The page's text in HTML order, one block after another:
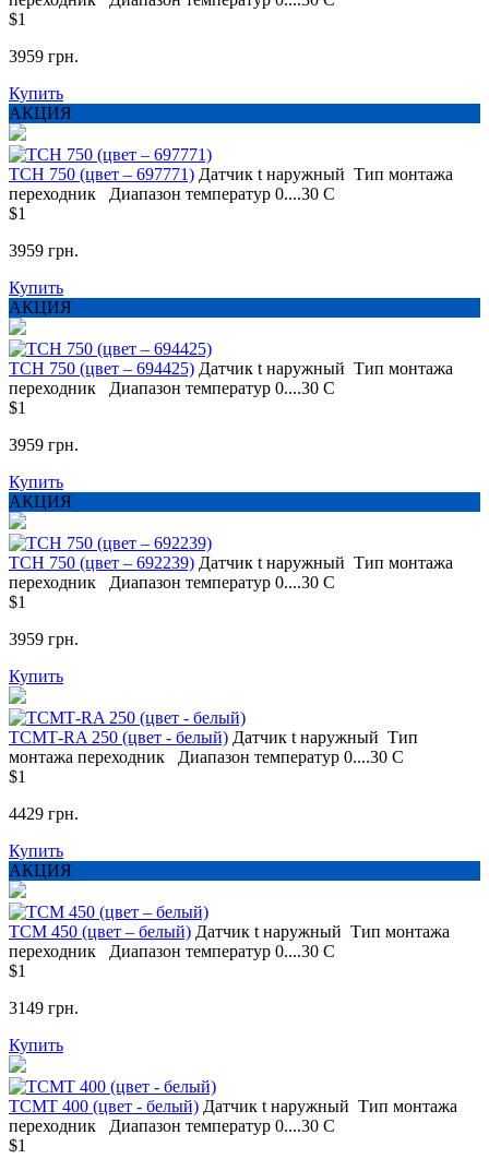
$1
3959 грн.
Купить
АКЦИЯ
TCH 750 (цвет – 697771) Датчик t наружный Тип монтажа
переходник
Диапазон температур 0....30 С
$1
3959 грн.
Купить
АКЦИЯ
TCH 750 (цвет – 694425) Датчик t наружный Тип монтажа
переходник
Диапазон температур 0....30 С
$1
3959 грн.
Купить
АКЦИЯ
TCH 750 (цвет – 692239) Датчик t наружный Тип монтажа
переходник
Диапазон температур 0....30 С
$1
3959 грн.
Купить
ТСМТ-RA 250 (цвет - белый) Датчик t наружный Тип
монтажа переходник Диапазон температур 0....30 С
$1
4429 грн.
Купить
АКЦИЯ
ТСМ 450 (цвет – белый) Датчик t наружный Тип монтажа
переходник
Диапазон температур 0....30 С
$1
3149 грн.
Купить
ТСМT 400 (цвет - белый) Датчик t наружный Тип монтажа
переходник
Диапазон температур 0....30 С
$1